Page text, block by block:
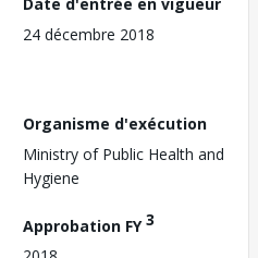
24 décembre 2018
Organisme d'exécution
Ministry of Public Health and
Hygiene
Approbation FY3